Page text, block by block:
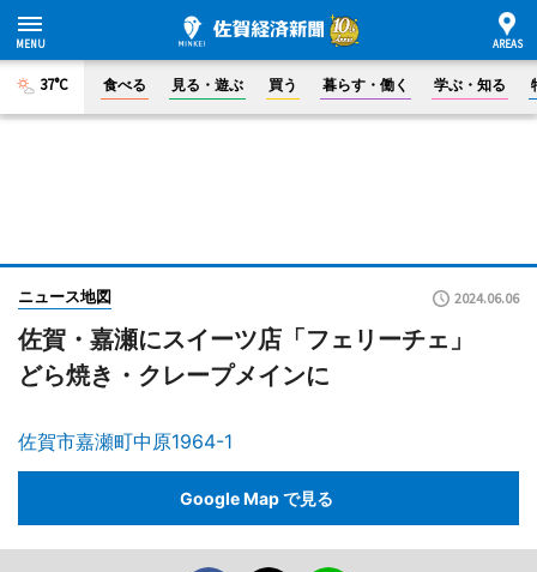
37°C 食べる 見る・遊ぶ 買う 暮らす・働く 学ぶ・知る
ニュース地図 2024.06.06
佐賀・嘉瀬にスイーツ店「フェリーチェ」
どら焼き・クレープメインに
佐賀市嘉瀬町中原1964-1
Google Map で見る